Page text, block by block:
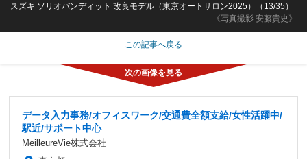
《写真撮影 安藤貴史》
スズキ ソリオバンディット 改良モデル（東京オートサロン2025）（13/35）
この記事へ戻る
データ入力事務/オフィスワーク/交通費全額支給/女性活躍中/
駅近/サポート中心
MeilleureVie株式会社